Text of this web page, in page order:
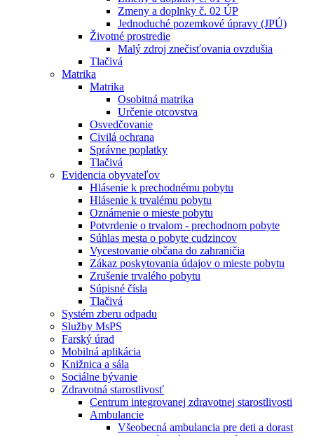
Zmeny a doplnky č. 02 ÚP
Jednoduché pozemkové úpravy (JPÚ)
Životné prostredie
Malý zdroj znečisťovania ovzdušia
Tlačivá
Matrika
Matrika
Osobitná matrika
Určenie otcovstva
Osvedčovanie
Civilá ochrana
Správne poplatky
Tlačivá
Evidencia obyvateľov
Hlásenie k prechodnému pobytu
Hlásenie k trvalému pobytu
Oznámenie o mieste pobytu
Potvrdenie o trvalom - prechodnom pobyte
Súhlas mesta o pobyte cudzincov
Vycestovanie občana do zahraničia
Zákaz poskytovania údajov o mieste pobytu
Zrušenie trvalého pobytu
Súpisné čísla
Tlačivá
Systém zberu odpadu
Služby MsPS
Farský úrad
Mobilná aplikácia
Knižnica a sála
Sociálne bývanie
Zdravotná starostlivosť
Centrum integrovanej zdravotnej starostlivosti
Ambulancie
Všeobecná ambulancia pre deti a dorast